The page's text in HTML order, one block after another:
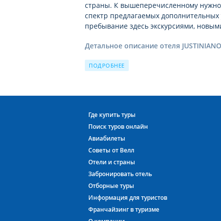
страны. К вышеперечисленному
спектр предлагаемых дополнительных
пребывание здесь экскурсиями,
Детальное описание отеля JUSTINIANO
Позвольте познакомить Вас с
гостеприимно распахнувшего двери
Каждый может подобрать и
требованиям.
Отель Justiniano Deluxe Resort
пробуждении вы будете видеть
шум прибоя. Вам не потребуется
что может быть романтичнее
За время своей работы отель
Причиной этому не только высокий
для туристов сочетание качества за
ПОДРОБНЕЕ
Где купить туры
Поиск туров онлайн
Авиабилеты
Советы от Велл
Отели и страны
Забронировать отель
Отборные туры
Информация для туристов
Франчайзинг в туризме